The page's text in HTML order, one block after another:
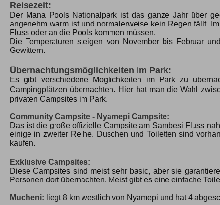
Reisezeit:
Der Mana Pools Nationalpark ist das ganze Jahr über
angenehm warm ist und normalerweise kein Regen fällt.
Fluss oder an die Pools kommen müssen.
Die Temperaturen steigen von November bis Februar
Gewittern.
Übernachtungsmöglichkeiten im Park:
Es gibt verschiedene Möglichkeiten im Park zu
Campingplätzen übernachten. Hier hat man die Wahl
privaten Campsites im Park.
Community Campsite - Nyamepi Campsite:
Das ist die große offizielle Campsite am Sambesi Fluss
einige in zweiter Reihe. Duschen und Toiletten sind
kaufen.
Exklusive Campsites:
Diese Campsites sind meist sehr basic, aber sie
Personen dort übernachten. Meist gibt es eine einfache
Mucheni: liegt 8 km westlich von Nyamepi und hat 4